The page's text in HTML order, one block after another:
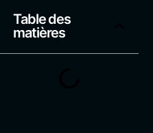
Table des
matières